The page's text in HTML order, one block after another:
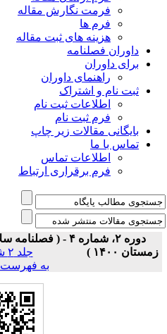
فرمت نگارش مقاله
فرم ها
هزینه های ثبت مقاله
داوران فصلنامه
برای داوران
راهنمای داوران
ثبت نام و اشتراک
اطلاعات ثبت نام
فرم ثبت نام
بایگانی مقالات زیر چاپ
تماس با ما
اطلاعات تماس
فرم برقراری ارتباط
دوره ۲، شماره ۴ - (
زمستان ۱۴۰۰ )
جلد ۲ شماره ۴ صفحات ۹۶-۷۹
به فهرست